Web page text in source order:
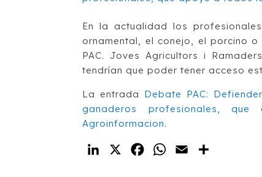
En la actualidad los
ornamental, el conejo, el porcino
PAC. Joves Agricultors i
tendrían que poder tener acceso
La entrada Debate PAC:
ganaderos profesionales,
Agroinformacion.
LinkedIn
X FacebookWhatsApp
Email